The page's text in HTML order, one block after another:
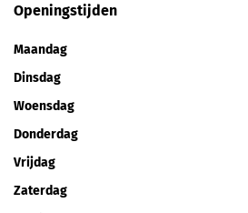
Openingstijden
Maandag
Dinsdag
Woensdag
Donderdag
Vrijdag
Zaterdag